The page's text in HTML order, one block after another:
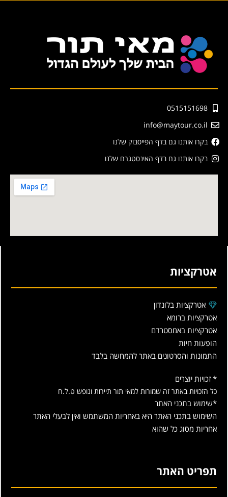
0515151698
info@maytour.co.il
בקרו אותנו גם בדף הפייסבוק שלנו
בקרו אותנו גם בדף האינסטגרם שלנו
אטרקציות
אטרקציות בלונדון
אטרקציות ברומא
אטרקציות באמסטרדם
הופעות חיות
התמונות והסרטונים באתר להמחשה בלבד
* זכויות יוצרים
כל הזכויות באתר זה שמורות למאי תור תיירות ונופש ט.ל.ח
*שימוש בתכני האתר
השימוש בתכני האתר היא באחריות המשתמש ואין לבעלי האתר
אחריות מסוג כל שהוא
תפריט האתר